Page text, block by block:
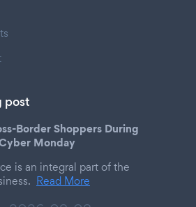
post
Border Shoppers During
Monday
is an integral part of the
Read More